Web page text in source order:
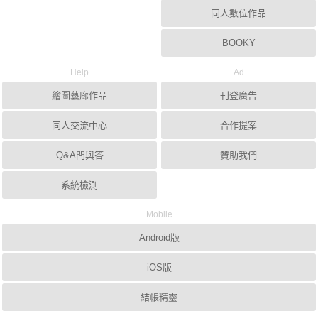
同人數位作品
BOOKY
Help
繪圖藝廊作品
同人交流中心
Q&A問與答
系統檢測
Ad
刊登廣告
合作提案
贊助我們
Mobile
Android版
iOS版
結帳精靈